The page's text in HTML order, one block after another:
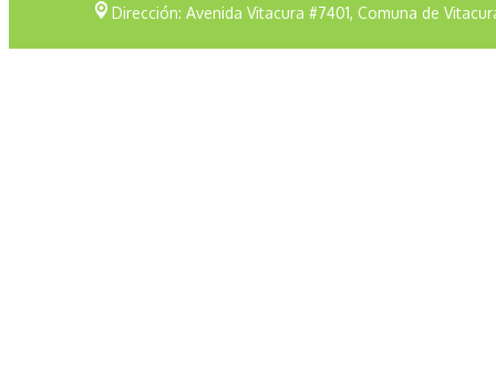
Dirección: Avenida Vitacura #7401, Comuna de